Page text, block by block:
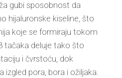
gubi sposobnost da
hijaluronske kiseline, što
koje se formiraju tokom
tačaka deluje tako što
i čvrstoću, dok
izgled pora, bora i ožiljaka.